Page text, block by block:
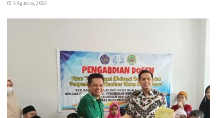
6 Agustus, 2023